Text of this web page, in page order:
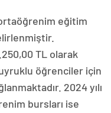
eğitim
TL olarak
öğrenciler için
2024 yılı
bursları ise